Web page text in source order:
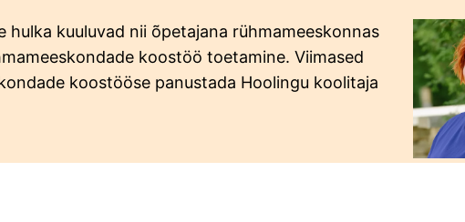
hulka kuuluvad nii õpetajana rühmameeskonnas
koostöö toetamine. Viimased
koostööse panustada Hoolingu koolitaja